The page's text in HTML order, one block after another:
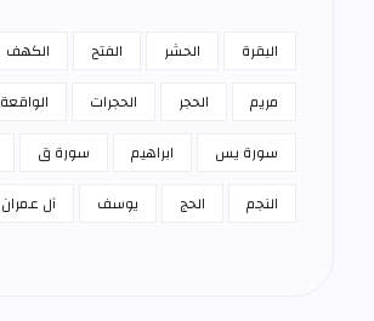
البقرة الحشر الفتح
الكهف
مريم
الحجر الحجرات
الواقعة
سورة يس
ابراهيم سورة ق
النجم
الحج يوسف آل عمران